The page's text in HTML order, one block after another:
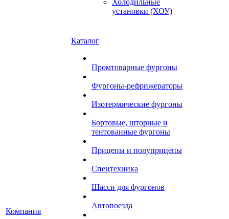
Холодильные
установки (ХОУ)
Компания
Каталог
Промтоварные фургоны
Фургоны-рефрижераторы
Изотермические фургоны
Бортовые, шторные и
тентованные фургоны
Прицепы и полуприцепы
Спецтехника
Шасси для фургонов
Автопоезда